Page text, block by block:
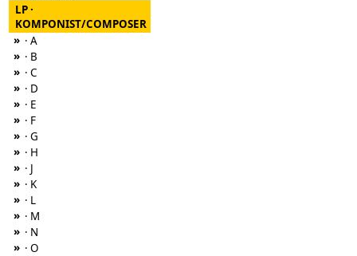
LP ·
KOMPONIST/COMPOSER
» · A
» · B
» · C
» · D
» · E
» · F
» · G
» · H
» · J
» · K
» · L
» · M
» · N
» · O